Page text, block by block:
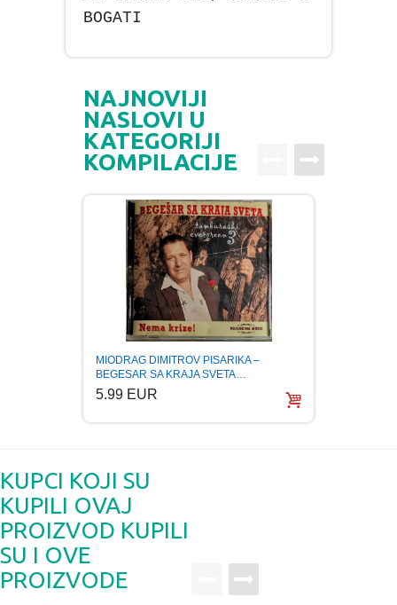
BOGATI
NAJNOVIJI
NASLOVI U
KATEGORIJI
KOMPILACIJE
MIODRAG DIMITROV PISARIKA –
BEGESAR SA KRAJA SVETA…
5.99 EUR
KUPCI KOJI SU
KUPILI OVAJ
PROIZVOD KUPILI
SU I OVE
PROIZVODE